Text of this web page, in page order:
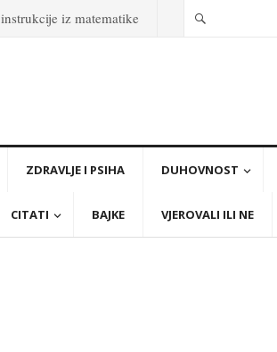
iz matematike
ZDRAVLJE I PSIHA DUHOVNOST
CITATI BAJKE VJEROVALI ILI NE